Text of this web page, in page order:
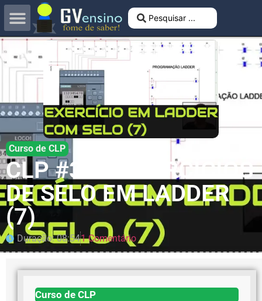
Curso de CLP
CLP #37 – EXERCÍCIOS
DE SELO EM LADDER
(7)
Duração: 08:541 Comentário
Curso de CLP